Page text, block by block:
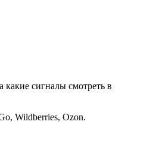
какие сигналы смотреть в
Wildberries, Ozon.